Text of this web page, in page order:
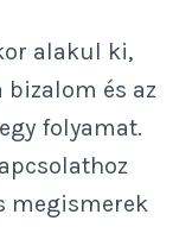
alakul ki,
és az
folyamat.
megismerek